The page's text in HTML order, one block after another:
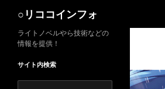
○リココインフォ
ライトノベルやら技術などの
情報を提供！
サイト内検索